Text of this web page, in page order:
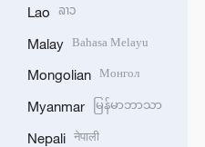
Lao ລາວ
Malay Bahasa Melayu
Mongolian Монгол
Myanmar မြန်မာဘာသာ
Nepali नेपाली